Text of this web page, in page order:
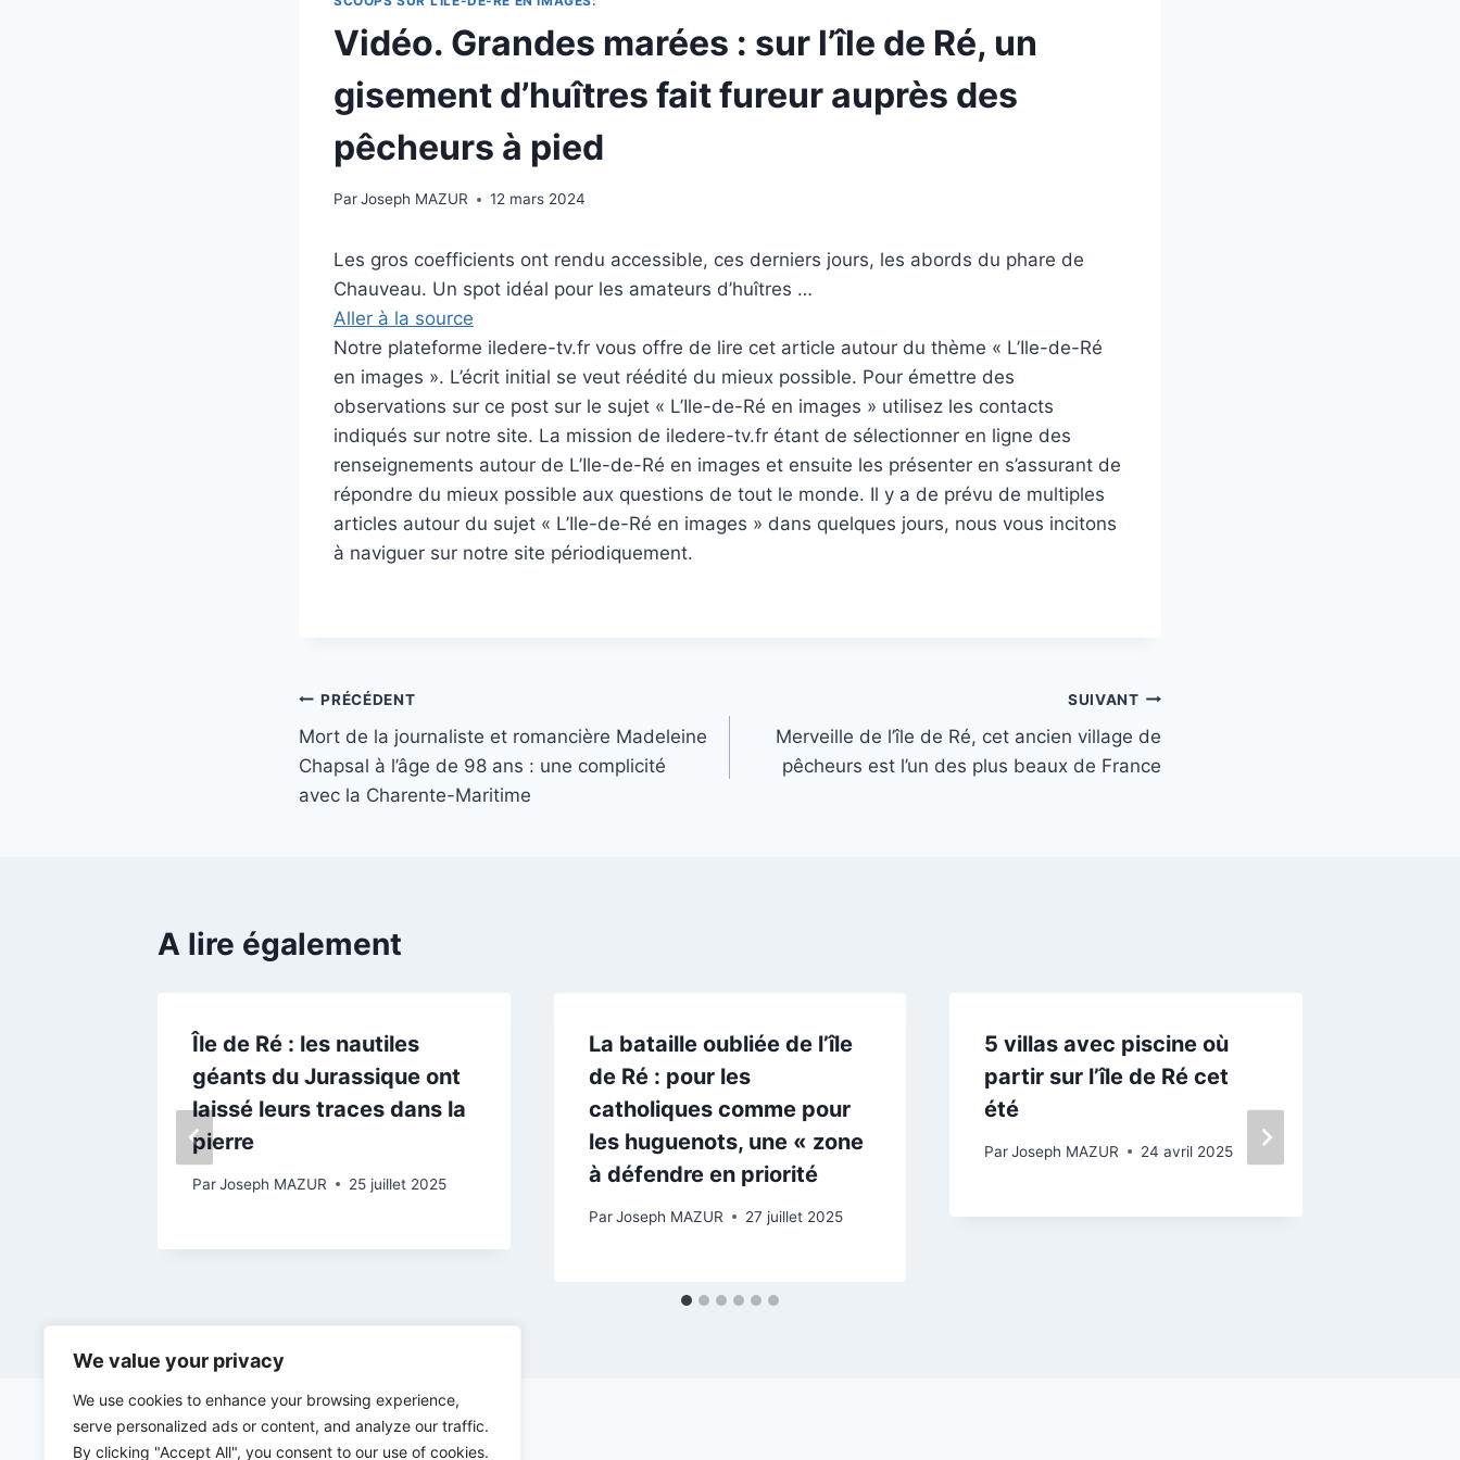
We value your privacy
We use cookies to enhance your browsing experience,
serve personalized ads or content, and analyze our traffic.
By clicking "Accept All", you consent to our use of cookies.
Vidéo. Grandes marées : sur l’île de Ré, un
gisement d’huîtres fait fureur auprès des
pêcheurs à pied
ParJoseph MAZUR 12 mars 2024
Les gros coefficients ont rendu accessible, ces derniers jours, les abords du phare de
Chauveau. Un spot idéal pour les amateurs d’huîtres …
Aller à la source
Notre plateforme iledere-tv.fr vous offre de lire cet article autour du thème « L’Ile-de-Ré
en images ». L’écrit initial se veut réédité du mieux possible. Pour émettre des
observations sur ce post sur le sujet « L’Ile-de-Ré en images » utilisez les contacts
indiqués sur notre site. La mission de iledere-tv.fr étant de sélectionner en ligne des
renseignements autour de L’Ile-de-Ré en images et ensuite les présenter en s’assurant de
répondre du mieux possible aux questions de tout le monde. Il y a de prévu de multiples
articles autour du sujet « L’Ile-de-Ré en images » dans quelques jours, nous vous incitons
à naviguer sur notre site périodiquement.
Navigation
de
l’article
PRÉCÉDENT
Mort de la journaliste et romancière Madeleine
Chapsal à l’âge de 98 ans : une complicité
avec la Charente-Maritime
SUIVANT
Merveille de l’île de Ré, cet ancien village de
pêcheurs est l’un des plus beaux de France
A lire également
Île de Ré : les nautiles
géants du Jurassique ont
laissé leurs traces dans la
pierre
ParJoseph MAZUR 25 juillet 2025
La bataille oubliée de l’île
de Ré : pour les
catholiques comme pour
les huguenots, une « zone
à défendre en priorité
Par Joseph MAZUR 27 juillet 2025
5 villas avec piscine où
partir sur l’île de Ré cet
été
Par Joseph MAZUR 24 avril 2025